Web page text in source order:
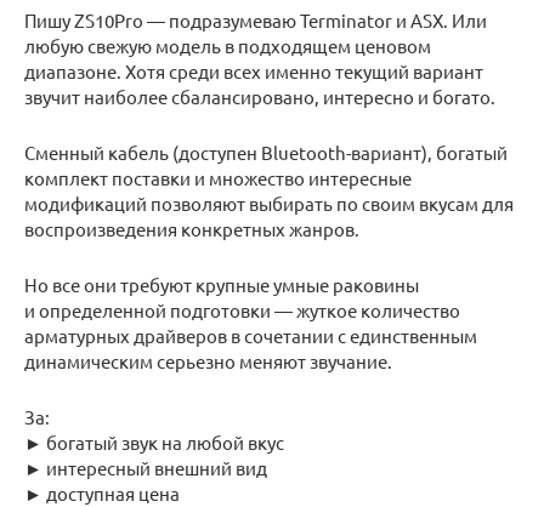
Пишу ZS10Pro — подразумеваю Terminator и ASX. Или
любую свежую модель в подходящем ценовом
диапазоне. Хотя среди всех именно текущий вариант
звучит наиболее сбалансировано, интересно и богато.
Сменный кабель (доступен Bluetooth-вариант), богатый
комплект поставки и множество интересные
модификаций позволяют выбирать по своим вкусам для
воспроизведения конкретных жанров.
Но все они требуют крупные умные раковины
и определенной подготовки — жуткое количество
арматурных драйверов в сочетании с единственным
динамическим серьезно меняют звучание.
За:
► богатый звук на любой вкус
► интересный внешний вид
► доступная цена